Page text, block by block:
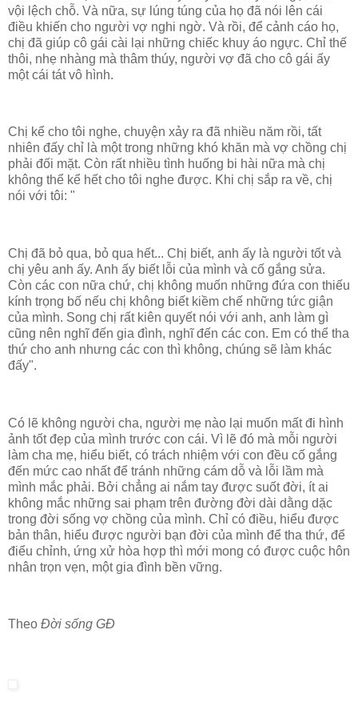
vội lệch chỗ. Và nữa, sự lúng túng của họ đã nói lên cái
điều khiến cho người vợ nghi ngờ. Và rồi, để cảnh cáo họ,
chị đã giúp cô gái cài lại những chiếc khuy áo ngực. Chỉ thế
thôi, nhẹ nhàng mà thâm thúy, người vợ đã cho cô gái ấy
một cái tát vô hình.
Chị kể cho tôi nghe, chuyện xảy ra đã nhiều năm rồi, tất
nhiên đấy chỉ là một trong những khó khăn mà vợ chồng chị
phải đối mặt. Còn rất nhiều tình huống bi hài nữa mà chị
không thể kể hết cho tôi nghe được. Khi chị sắp ra về, chị
nói với tôi: "
Chị đã bỏ qua, bỏ qua hết... Chị biết, anh ấy là người tốt và
chị yêu anh ấy. Anh ấy biết lỗi của mình và cố gắng sửa.
Còn các con nữa chứ, chị không muốn những đứa con thiếu
kính trọng bố nếu chị không biết kiềm chế những tức giận
của mình. Song chị rất kiên quyết nói với anh, anh làm gì
cũng nên nghĩ đến gia đình, nghĩ đến các con. Em có thể tha
thứ cho anh nhưng các con thì không, chúng sẽ làm khác
đấy".
Có lẽ không người cha, người mẹ nào lại muốn mất đi hình
ảnh tốt đẹp của mình trước con cái. Vì lẽ đó mà mỗi người
làm cha mẹ, hiểu biết, có trách nhiệm với con đều cố gắng
đến mức cao nhất để tránh những cám dỗ và lỗi lầm mà
mình mắc phải. Bởi chẳng ai nắm tay được suốt đời, ít ai
không mắc những sai phạm trên đường đời dài dằng dặc
trong đời sống vợ chồng của mình. Chỉ có điều, hiểu được
bản thân, hiểu được người bạn đời của mình để tha thứ, để
điểu chỉnh, ứng xử hòa hợp thì mới mong có được cuộc hôn
nhân trọn vẹn, một gia đình bền vững.
Theo Đời sống GĐ